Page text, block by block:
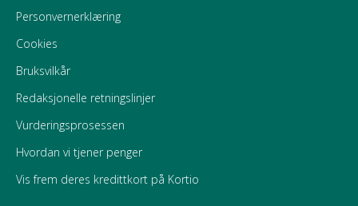
Personvernerklæring
Cookies
Bruksvilkår
Redaksjonelle retningslinjer
Vurderingsprosessen
Hvordan vi tjener penger
Vis frem deres kredittkort på Kortio